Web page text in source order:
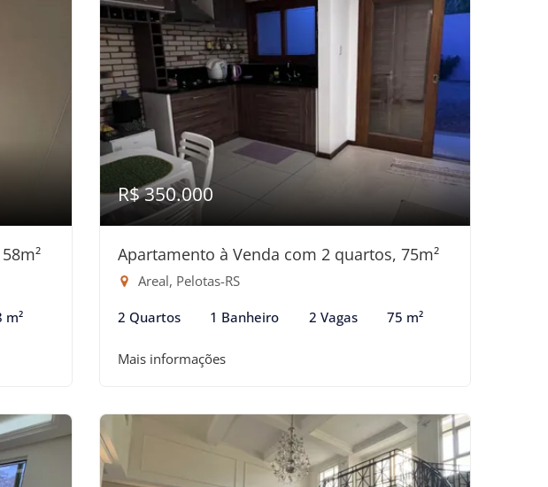
m²
R$ 350.000
Apartamento à Venda com 2 quartos, 75m²
Areal, Pelotas-RS
2 Quartos 1 Banheiro 2 Vagas 75 m²
Mais informações